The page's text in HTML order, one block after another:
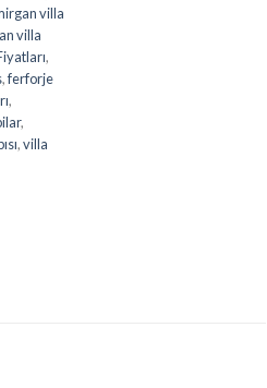
villa
villa
,
,ferforje
,
,
,villa